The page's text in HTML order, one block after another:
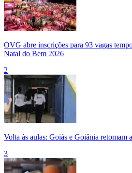
OVG abre inscrições para 93 vagas
Natal do Bem 2026
2
Volta às aulas: Goiás e Goiânia retomam
3